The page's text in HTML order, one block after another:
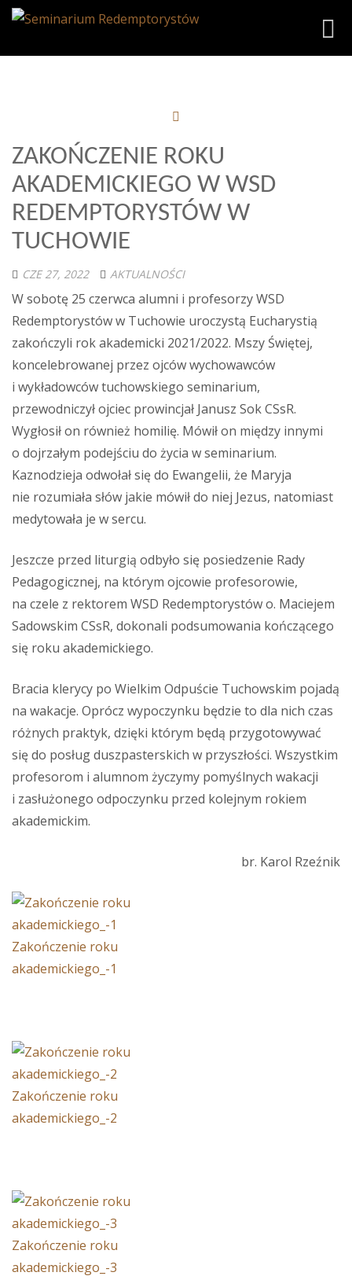
ZAKOŃCZENIE ROKU
AKADEMICKIEGO W WSD
REDEMPTORYSTÓW W
TUCHOWIE
CZE 27, 2022 AKTUALNOŚCI
W sobotę 25 czerwca alumni i profesorzy WSD
Redemptorystów w Tuchowie uroczystą Eucharystią
zakończyli rok akademicki 2021/2022. Mszy Świętej,
koncelebrowanej przez ojców wychowawców
i wykładowców tuchowskiego seminarium,
przewodniczył ojciec prowincjał Janusz Sok CSsR.
Wygłosił on również homilię. Mówił on między innymi
o dojrzałym podejściu do życia w seminarium.
Kaznodzieja odwołał się do Ewangelii, że Maryja
nie rozumiała słów jakie mówił do niej Jezus, natomiast
medytowała je w sercu.
Jeszcze przed liturgią odbyło się posiedzenie Rady
Pedagogicznej, na którym ojcowie profesorowie,
na czele z rektorem WSD Redemptorystów o. Maciejem
Sadowskim CSsR, dokonali podsumowania kończącego
się roku akademickiego.
Bracia klerycy po Wielkim Odpuście Tuchowskim pojadą
na wakacje. Oprócz wypoczynku będzie to dla nich czas
różnych praktyk, dzięki którym będą przygotowywać
się do posług duszpasterskich w przyszłości. Wszystkim
profesorom i alumnom życzymy pomyślnych wakacji
i zasłużonego odpoczynku przed kolejnym rokiem
akademickim.
br. Karol Rzeźnik
Zakończenie roku
akademickiego_-1
Zakończenie roku
akademickiego_-2
Zakończenie roku
akademickiego_-3